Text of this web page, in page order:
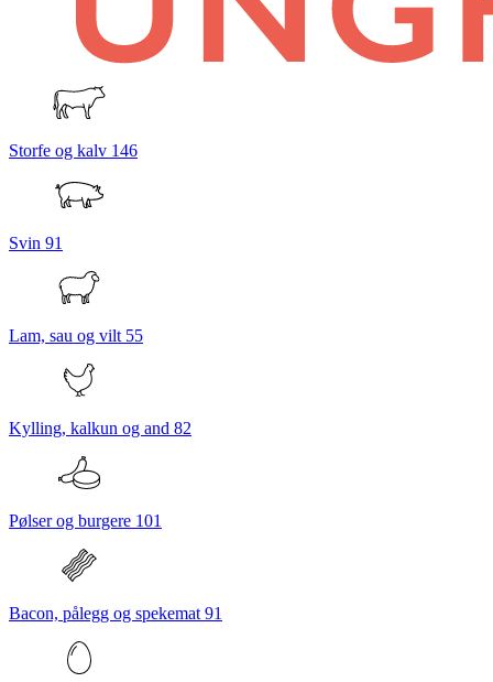
Storfe og kalv 146
Svin 91
Lam, sau og vilt 55
Kylling, kalkun og and 82
Pølser og burgere 101
Bacon, pålegg og spekemat 91